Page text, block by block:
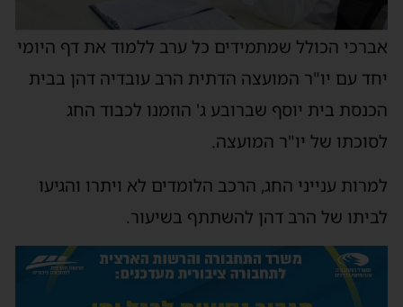
אברכי הכולל שמתמידים כל ערב ללמוד את דף היומי
יחד עם יו"ר המועצה הדתית הרב עובדיה דהן בבית
הכנסת בית יוסף שברובע ג' הוזמנו לכבוד החג
לסוכתו של יו"ר המועצה.
למרות ענייני החג, הרכב הלומדים לא ויתרו והגיעו
לביתו של הרב דהן להשתתף בשיעור.